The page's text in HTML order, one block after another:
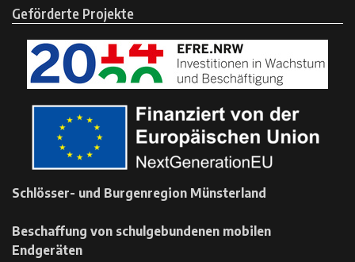
Geförderte Projekte
Schlösser- und Burgenregion Münsterland
Beschaffung von schulgebundenen mobilen
Endgeräten